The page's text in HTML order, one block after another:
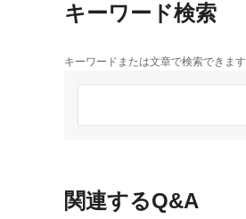
キーワード検索
キーワードまたは文章で検索できます
関連するQ&A